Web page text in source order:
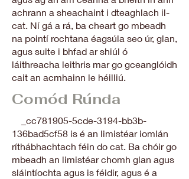
achrann a sheachaint i dteaghlach il-
cat. Ní gá a rá, ba cheart go mbeadh
na pointí rochtana éagsúla seo úr, glan,
agus suite i bhfad ar shiúl ó
láithreacha leithris mar go gceanglóidh
cait an acmhainn le héilliú.
Comód Rúnda
_cc781905-5cde-3194-bb3b-
136bad5cf58 is é an limistéar iomlán
ríthábhachtach féin do cat. Ba chóir go
mbeadh an limistéar chomh glan agus
sláintíochta agus is féidir, agus é a